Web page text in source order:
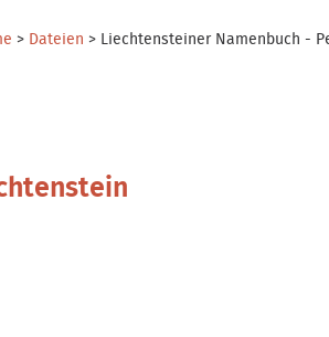
> Dateien > Liechtensteiner Namenbuch -